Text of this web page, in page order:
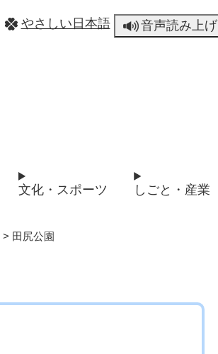
やさしい日本語 音声読み上げ
文化・スポーツ しごと・産業
> 田尻公園